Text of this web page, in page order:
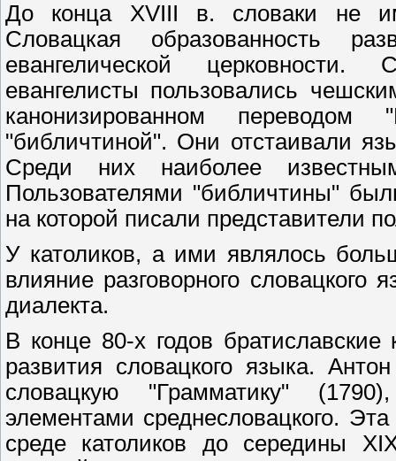
До конца XVIII в. словаки не
Словацкая образованность
евангелической церковности.
евангелисты пользовались
канонизированном
"библичтиной". Они отстаивали
Среди них наиболее
Пользователями "библичтины"
на которой писали представители
У католиков, а ими являлось
влияние разговорного словацкого
диалекта.
В конце 80-х годов братиславские
развития словацкого языка.
словацкую "Грамматику"
элементами среднесловацкого.
среде католиков до середины